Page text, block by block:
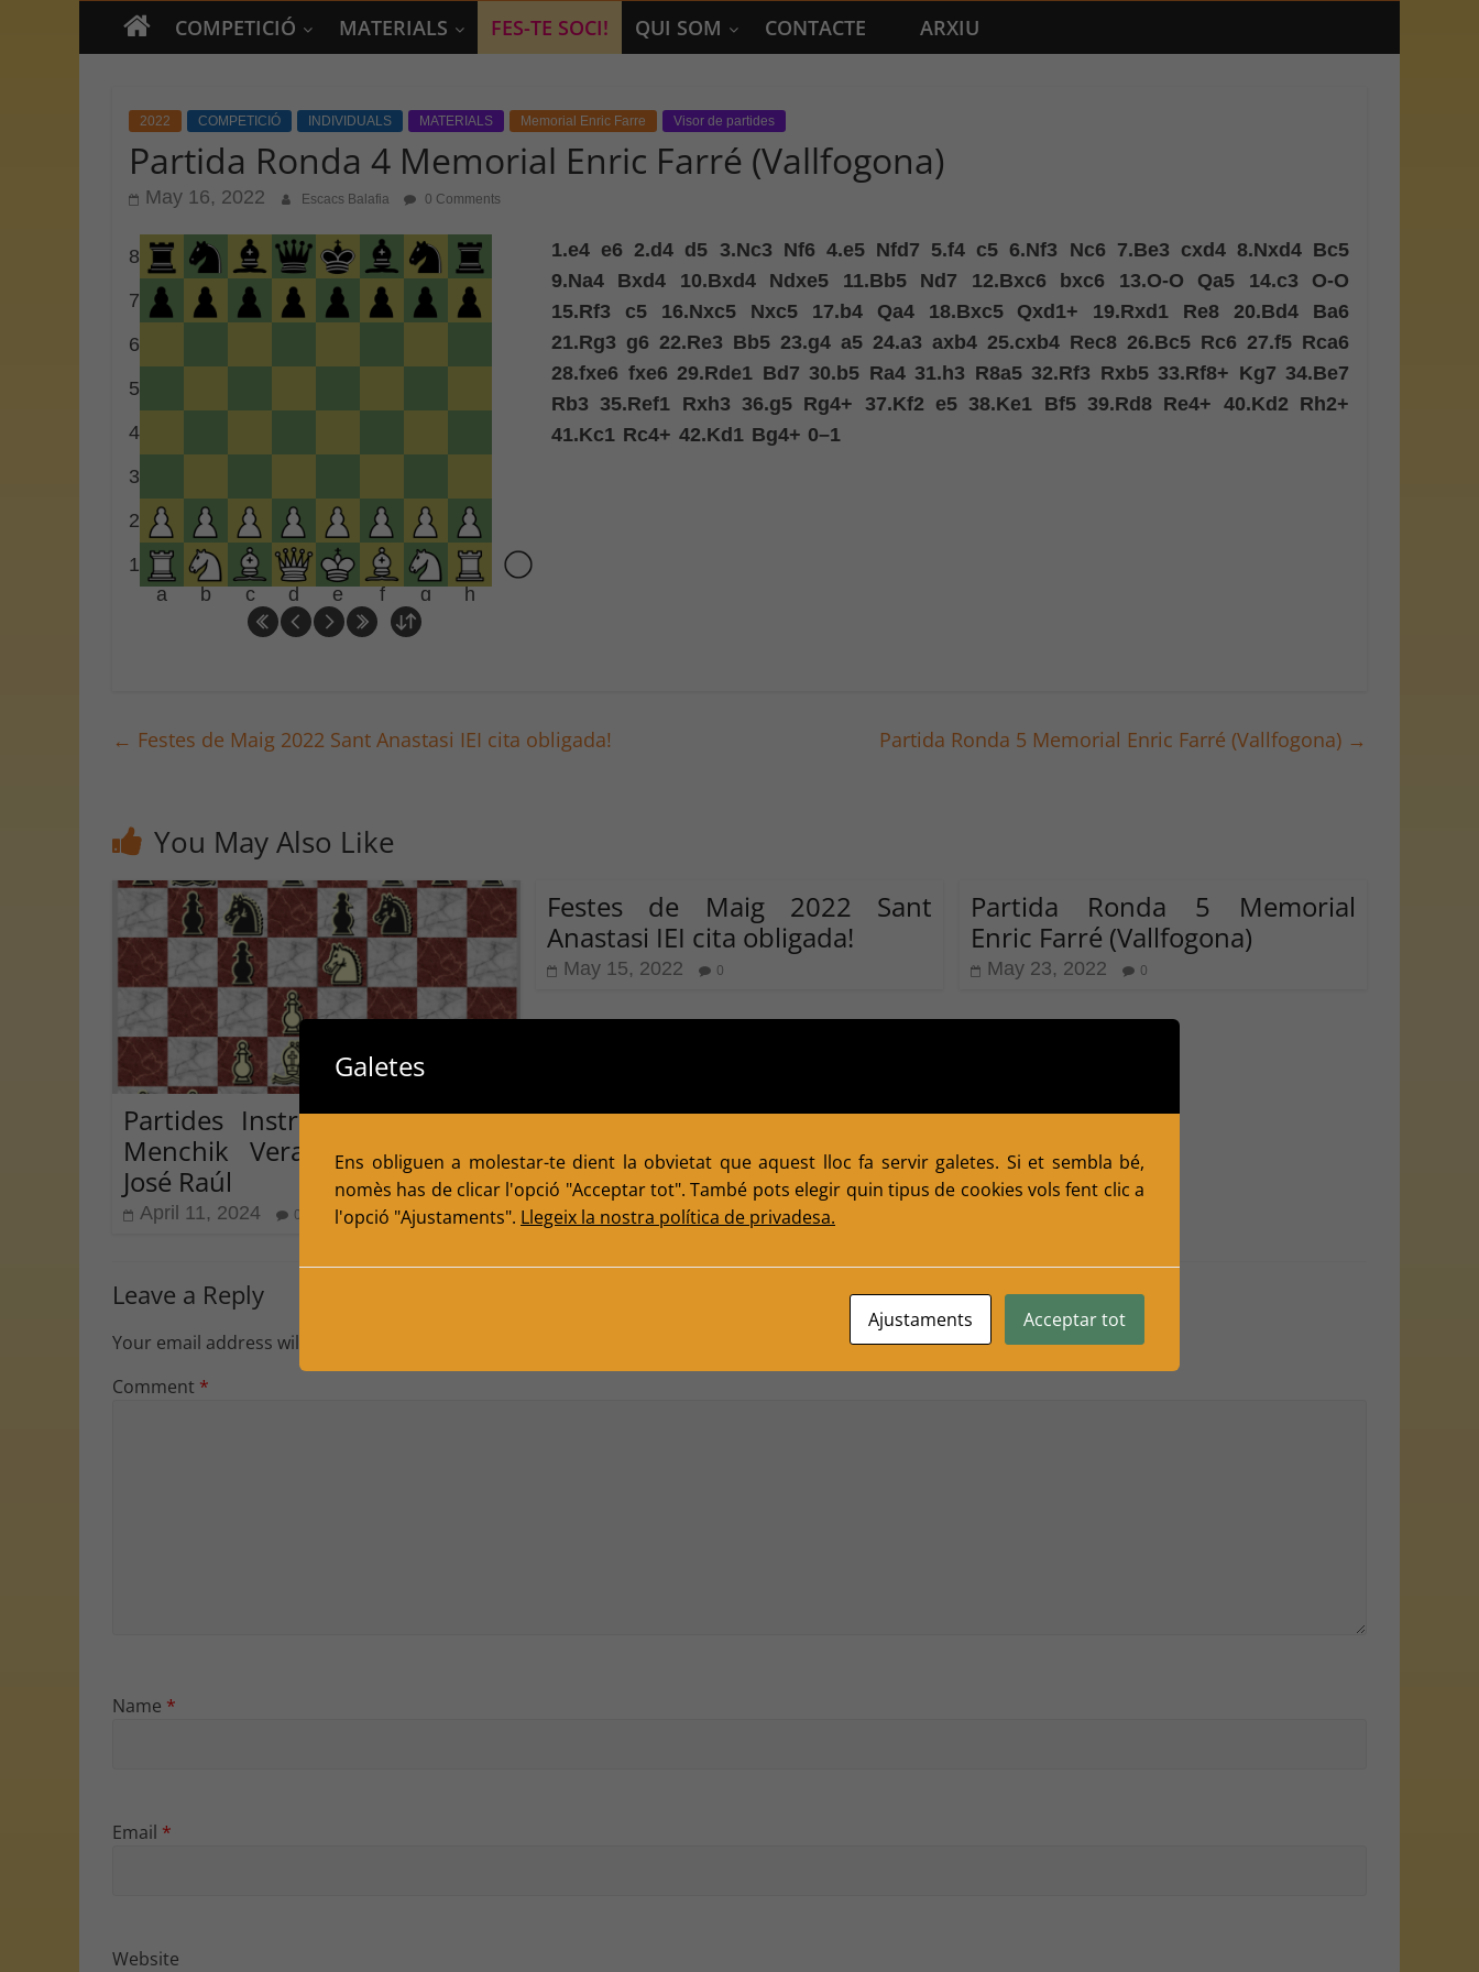
COMPETICIÓ MATERIALS FES-TE SOCI! QUI SOM CONTACTE ARXIU
2022 COMPETICIÓ INDIVIDUALS MATERIALS Memorial Enric Farre Visor de partides
Partida Ronda 4 Memorial Enric Farré (Vallfogona)
May 16, 2022 Escacs Balafia 0 Comments
1
2
3
4
5
6
7
8
a b c d e f g h
1.e4 e6 2.d4 d5 3.Nc3 Nf6 4.e5 Nfd7 5.f4 c5 6.Nf3 Nc6 7.Be3 cxd4 8.Nxd4 Bc5
9.Na4 Bxd4 10.Bxd4 Ndxe5 11.Bb5 Nd7 12.Bxc6 bxc6 13.O-O Qa5 14.c3
O-O
15.Rf3 c5 16.Nxc5 Nxc5 17.b4 Qa4 18.Bxc5 Qxd1+ 19.Rxd1 Re8 20.Bd4
Ba6
21.Rg3 g6 22.Re3 Bb5 23.g4 a5 24.a3 axb4 25.cxb4 Rec8 26.Bc5 Rc6 27.f5 Rca6
28.fxe6 fxe6 29.Rde1 Bd7 30.b5 Ra4 31.h3 R8a5 32.Rf3 Rxb5 33.Rf8+ Kg7 34.Be7
Rb3 35.Ref1 Rxh3 36.g5 Rg4+ 37.Kf2 e5 38.Ke1 Bf5 39.Rd8 Re4+ 40.Kd2 Rh2+
41.Kc1 Rc4+ 42.Kd1 Bg4+ 0–1
← Festes de Maig 2022 Sant Anastasi IEI cita obligada! Partida Ronda 5 Memorial Enric Farré (Vallfogona) →
You May Also Like
Partides Instructives d’escacs:
Menchik Vera – Capablanca,
José Raúl
April 11, 2024 0
Festes de Maig 2022 Sant
Anastasi IEI cita obligada!
May 15, 2022 0
Partida Ronda 5 Memorial
Enric Farré (Vallfogona)
May 23, 2022 0
Leave a Reply
Your email address will not be published.
Comment *
Name *
Email *
Website
Galetes
Ens obliguen a molestar-te dient la obvietat que aquest lloc fa servir galetes. Si et sembla bé,
nomès has de clicar l'opció "Acceptar tot". També pots elegir quin tipus de cookies vols fent clic a
l'opció "Ajustaments". Llegeix la nostra política de privadesa.
Ajustaments Acceptar tot